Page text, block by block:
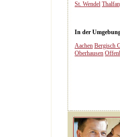
St. Wendel
In der
Aachen Bergisch
Oberhausen